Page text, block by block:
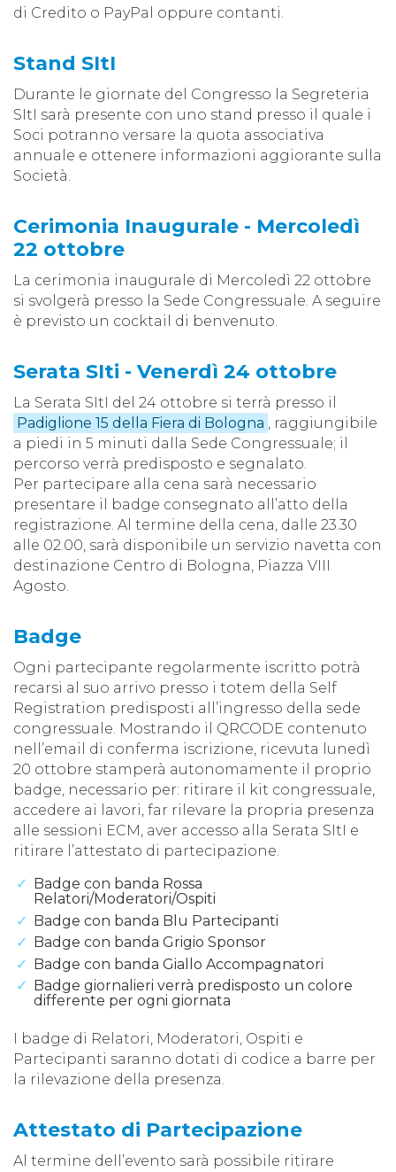
di Credito o PayPal oppure contanti.
Stand SItI
Durante le giornate del Congresso la Segreteria
SItI sarà presente con uno stand presso il quale i
Soci potranno versare la quota associativa
annuale e ottenere informazioni aggiorante sulla
Società.
Cerimonia Inaugurale - Mercoledì
22 ottobre
La cerimonia inaugurale di Mercoledì 22 ottobre
si svolgerà presso la Sede Congressuale. A seguire
è previsto un cocktail di benvenuto.
Serata SIti - Venerdì 24 ottobre
La Serata SItI del 24 ottobre si terrà presso il
Padiglione 15 della Fiera di Bologna
, raggiungibile
a piedi in 5 minuti dalla Sede Congressuale; il
percorso verrà predisposto e segnalato.
Per partecipare alla cena sarà necessario
presentare il badge consegnato all’atto della
registrazione. Al termine della cena, dalle 23.30
alle 02.00, sarà disponibile un servizio navetta con
destinazione Centro di Bologna, Piazza VIII
Agosto.
Badge
Ogni partecipante regolarmente iscritto potrà
recarsi al suo arrivo presso i totem della Self
Registration predisposti all’ingresso della sede
congressuale. Mostrando il QRCODE contenuto
nell’email di conferma iscrizione, ricevuta lunedì
20 ottobre stamperà autonomamente il proprio
badge, necessario per: ritirare il kit congressuale,
accedere ai lavori, far rilevare la propria presenza
alle sessioni ECM, aver accesso alla Serata SItI e
ritirare l’attestato di partecipazione.
Badge con banda Rossa
Relatori/Moderatori/Ospiti
Badge con banda Blu Partecipanti
Badge con banda Grigio Sponsor
Badge con banda Giallo Accompagnatori
Badge giornalieri verrà predisposto un colore
differente per ogni giornata
I badge di Relatori, Moderatori, Ospiti e
Partecipanti saranno dotati di codice a barre per
la rilevazione della presenza.
Attestato di Partecipazione
Al termine dell’evento sarà possibile ritirare